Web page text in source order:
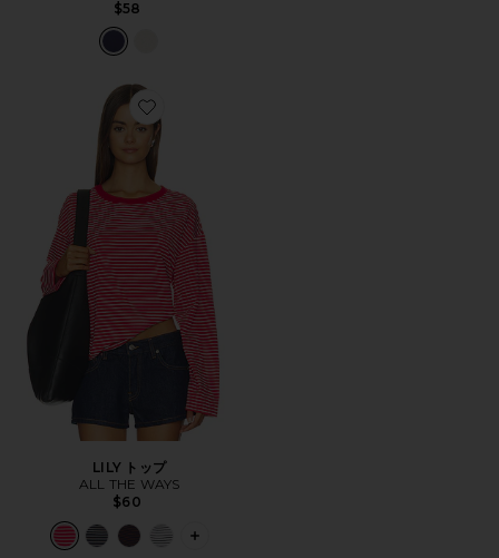
$58
Favorite LILY トップ
LILY トップ
ALL THE WAYS
$60
PLUS ICON TO SEE MORE OPTIONS